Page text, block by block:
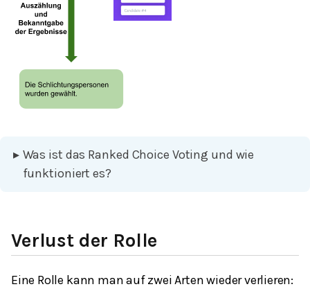
▸ Was ist das Ranked Choice Voting und wie
funktioniert es?
Verlust der Rolle
Eine Rolle kann man auf zwei Arten wieder verlieren: